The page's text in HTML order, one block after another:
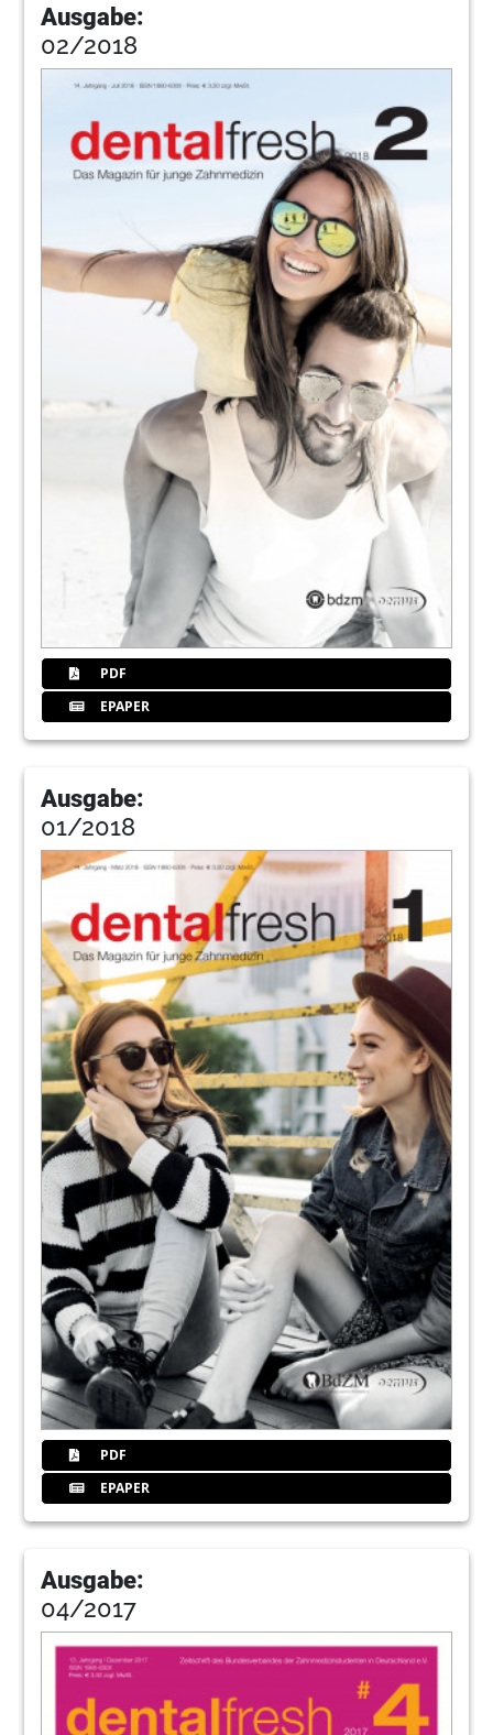
Ausgabe:
02/2018
PDF
EPAPER
Ausgabe:
01/2018
PDF
EPAPER
Ausgabe:
04/2017